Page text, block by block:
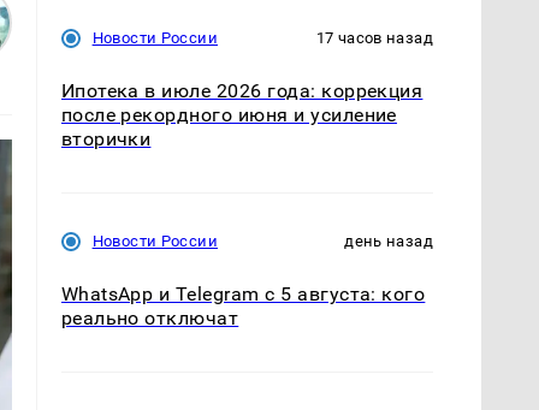
Новости России 17 часов назад
Ипотека в июле 2026 года: коррекция
после рекордного июня и усиление
вторички
Новости России день назад
WhatsApp и Telegram с 5 августа: кого
реально отключат